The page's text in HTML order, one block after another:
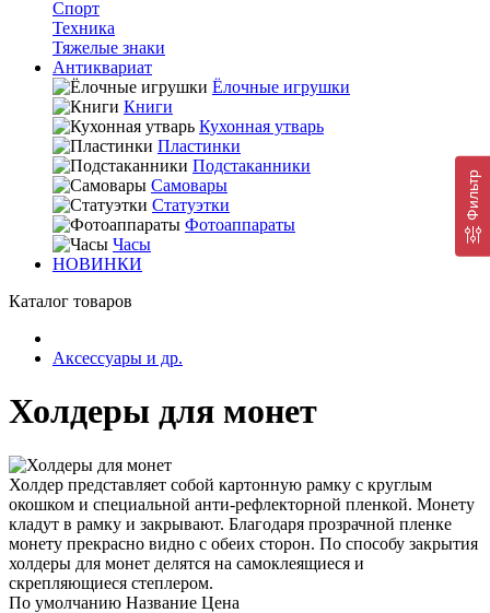
Спорт
Техника
Тяжелые знаки
Антиквариат
Ёлочные игрушки
Книги
Кухонная утварь
Пластинки
Подстаканники
Самовары
Статуэтки
Фотоаппараты
Часы
НОВИНКИ
Каталог товаров
Аксессуары и др.
Холдеры для монет
Фильтр
Холдер представляет собой картонную рамку с круглым
окошком и специальной анти-рефлекторной пленкой. Монету
кладут в рамку и закрывают. Благодаря прозрачной пленке
монету прекрасно видно с обеих сторон. По способу закрытия
холдеры для монет делятся на самоклеящиеся и
скрепляющиеся степлером.
По умолчанию Название Цена